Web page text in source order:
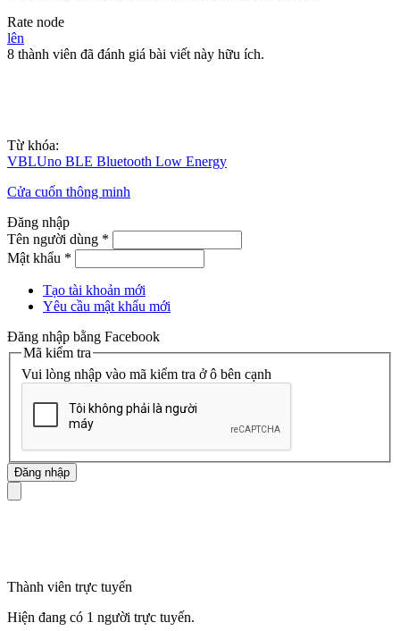
Rate node
lên
8 thành viên đã đánh giá bài viết này hữu ích.
Từ khóa:
VBLUno BLE Bluetooth Low Energy
Cửa cuốn thông minh
Đăng nhập
Tên người dùng *
Mật khẩu *
Tạo tài khoản mới
Yêu cầu mật khẩu mới
Đăng nhập bằng Facebook
Mã kiểm tra
Vui lòng nhập vào mã kiểm tra ở ô bên cạnh
Thành viên trực tuyến
Hiện đang có 1 người trực tuyến.